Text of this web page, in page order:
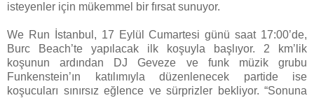
isteyenler için mükemmel bir fırsat sunuyor.
We Run İstanbul, 17 Eylül Cumartesi günü saat 17:00’de,
Burc Beach’te yapılacak ilk koşuyla başlıyor. 2 km’lik
koşunun ardından DJ Geveze ve funk müzik grubu
Funkenstein’ın katılımıyla düzenlenecek partide ise
koşucuları sınırsız eğlence ve sürprizler bekliyor. “Sonuna